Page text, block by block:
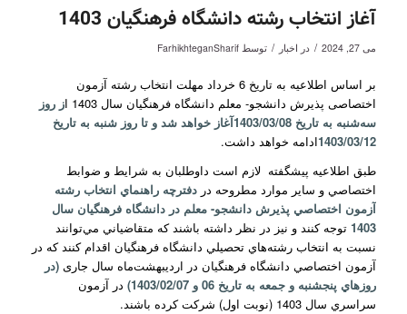
آغاز انتخاب رشته دانشگاه فرهنگیان 1403
می 27, 2024 / در اخبار / توسط FarhikhteganSharif
بر اساس اطلاعیه به تاریخ 6 خرداد مهلت انتخاب رشته آزمون
اختصاصی پذیرش دانشجو- معلم دانشگاه فرهنگیان سال 1403 ا
ز روز
سه‌شنبه به تاریخ 1403/03/08آغاز خواهد شد و تا روز شنبه به تاریخ
1403/03/12ادامه خواهد داشت.
طبق اطلاعیه پیشگفته لازم است داوطلبان به شرايط و ضوابط
اختصاصي و ساير موارد مطروحه در دفترچه راهنماي انتخاب رشته
آزمون اختصاصي پذيرش دانشجو- معلم در دانشگاه فرهنگيان سال
1403 توجه کنند و نیز در نظر داشته باشند که متقاضياني مي‌توانند
نسبت به انتخاب رشته‌هاي تحصيلي دانشگاه فرهنگيان اقدام کنند که در
آزمون اختصاصي دانشگاه فرهنگیان در ارديبهشت‌ماه سال جاری (در
روزهاي پنجشنبه و جمعه به تاریخ 06 و 1403/02/07)
در آزمون
سراسري سال 1403 (نوبت اول) شرکت کرده باشند.